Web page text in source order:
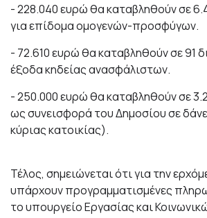
- 228.040 ευρώ θα καταβληθούν σε
για επίδομα ομογενών-προσφύγων.
- 72.610 ευρώ θα καταβληθούν σε 91
έξοδα κηδείας ανασφάλιστων.
- 250.000 ευρώ θα καταβληθούν σε
ως συνεισφορά του Δημοσίου σε
κύριας κατοικίας).
Τέλος, σημειώνεται ότι για την
υπάρχουν προγραμματισμένες
το υπουργείο Εργασίας και